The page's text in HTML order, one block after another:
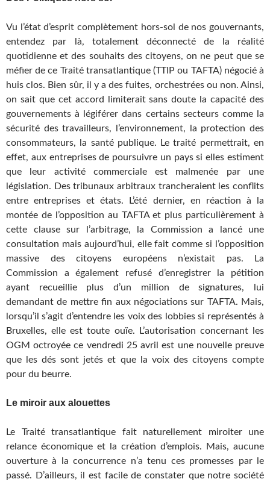
Vu l’état d’esprit complètement hors-sol de nos gouvernants,
entendez par là, totalement déconnecté de la réalité
quotidienne et des souhaits des citoyens, on ne peut que se
méfier de ce Traité transatlantique (TTIP ou TAFTA) négocié à
huis clos. Bien sûr, il y a des fuites, orchestrées ou non. Ainsi,
on sait que cet accord limiterait sans doute la capacité des
gouvernements à légiférer dans certains secteurs comme la
sécurité des travailleurs, l’environnement, la protection des
consommateurs, la santé publique. Le traité permettrait, en
effet, aux entreprises de poursuivre un pays si elles estiment
que leur activité commerciale est malmenée par une
législation. Des tribunaux arbitraux trancheraient les conflits
entre entreprises et états. L’été dernier, en réaction à la
montée de l’opposition au TAFTA et plus particulièrement à
cette clause sur l’arbitrage, la Commission a lancé une
consultation mais aujourd’hui, elle fait comme si l’opposition
massive des citoyens européens n’existait pas. La
Commission a également refusé d’enregistrer la pétition
ayant recueillie plus d’un million de signatures, lui
demandant de mettre fin aux négociations sur TAFTA. Mais,
lorsqu’il s’agit d’entendre les voix des lobbies si représentés à
Bruxelles, elle est toute ouïe. L’autorisation concernant les
OGM octroyée ce vendredi 25 avril est une nouvelle preuve
que les dés sont jetés et que la voix des citoyens compte
pour du beurre.
Le miroir aux alouettes
Le Traité transatlantique fait naturellement miroiter une
relance économique et la création d’emplois. Mais, aucune
ouverture à la concurrence n’a tenu ces promesses par le
passé. D’ailleurs, il est facile de constater que notre société